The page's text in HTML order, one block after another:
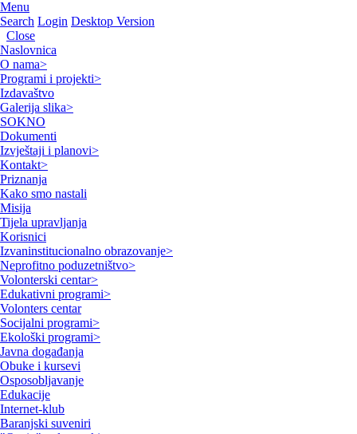
Menu
Search Login Desktop Version
Close
Naslovnica
O nama>
Programi i projekti>
Izdavaštvo
Galerija slika>
SOKNO
Dokumenti
Izvještaji i planovi>
Kontakt>
Priznanja
Kako smo nastali
Misija
Tijela upravljanja
Korisnici
Izvaninstitucionalno obrazovanje>
Neprofitno poduzetništvo>
Volonterski centar>
Edukativni programi>
Volonters centar
Socijalni programi>
Ekološki programi>
Javna događanja
Obuke i kursevi
Osposobljavanje
Edukacije
Internet-klub
Baranjski suveniri